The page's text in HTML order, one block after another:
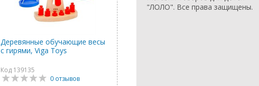
Деревянные обучающие весы
с гирями, Viga Toys
Код 139135
0 отзывов
"ЛОЛО". Все права защищены.